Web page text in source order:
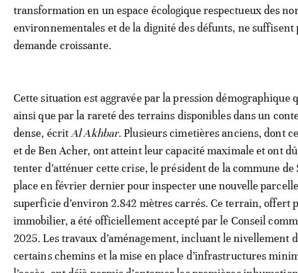
transformation en un espace écologique respectueux des
environnementales et de la dignité des défunts, ne suffisent
demande croissante.
Cette situation est aggravée par la pression démographique
ainsi que par la rareté des terrains disponibles dans un
dense, écrit Al Akhbar. Plusieurs cimetières anciens, dont
et de Ben Acher, ont atteint leur capacité maximale et ont
tenter d’atténuer cette crise, le président de la commune de
place en février dernier pour inspecter une nouvelle
superficie d’environ 2.842 mètres carrés. Ce terrain, offert
immobilier, a été officiellement accepté par le Conseil
2025. Les travaux d’aménagement, incluant le nivellement
certains chemins et la mise en place d’infrastructures